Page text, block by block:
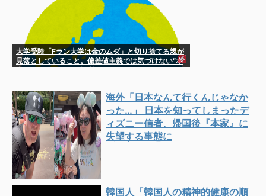
大学受験「Fラン大学は金のムダ」と切り捨てる親が
見落としていること。偏差値主義では気づけない“本
海外「日本なんて行くんじゃなか
った…」 日本を知ってしまったデ
ィズニー信者、帰国後『本家』に
失望する事態に
韓国人「韓国人の精神的健康の順